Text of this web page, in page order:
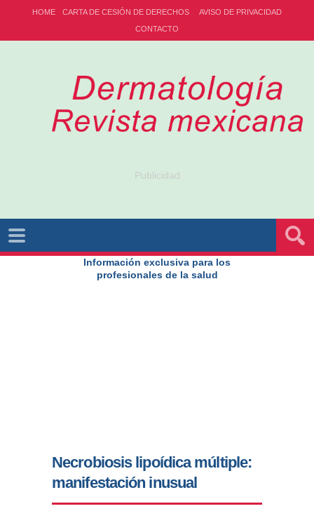
HOME CARTA DE CESIÓN DE DERECHOS
AVISO DE PRIVACIDAD
CONTACTO
Publicidad
Información exclusiva para los
profesionales de la salud
Necrobiosis lipoídica múltiple:
manifestación inusual